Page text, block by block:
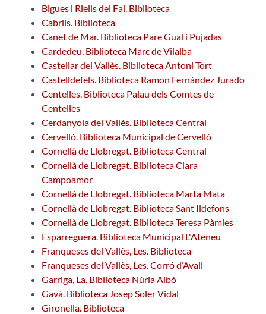
Bigues i Riells del Fai. Biblioteca
Cabrils. Biblioteca
Canet de Mar. Biblioteca Pare Gual i Pujadas
Cardedeu. Biblioteca Marc de Vilalba
Castellar del Vallès. Biblioteca Antoni Tort
Castelldefels. Biblioteca Ramon Fernàndez Jurado
Centelles. Biblioteca Palau dels Comtes de
Centelles
Cerdanyola del Vallès. Biblioteca Central
Cervelló. Biblioteca Municipal de Cervelló
Cornellà de Llobregat. Biblioteca Central
Cornellà de Llobregat. Biblioteca Clara
Campoamor
Cornellà de Llobregat. Biblioteca Marta Mata
Cornellà de Llobregat. Biblioteca Sant Ildefons
Cornellà de Llobregat. Biblioteca Teresa Pàmies
Esparreguera. Biblioteca Municipal L'Ateneu
Franqueses del Vallès, Les. Biblioteca
Franqueses del Vallès, Les. Corró d’Avall
Garriga, La. Biblioteca Núria Albó
Gavà. Biblioteca Josep Soler Vidal
Gironella. Biblioteca